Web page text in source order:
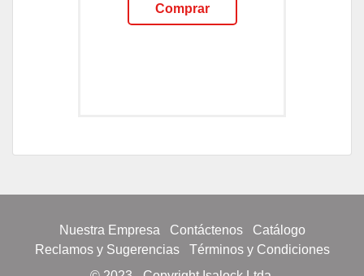
Comprar
Nuestra Empresa Contáctenos
Catálogo
Reclamos y Sugerencias
Términos y Condiciones